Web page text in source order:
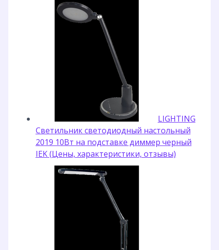
LIGHTING
Светильник светодиодный настольный
2019 10Вт на подставке диммер черный
IEK (Цены, характеристики, отзывы)